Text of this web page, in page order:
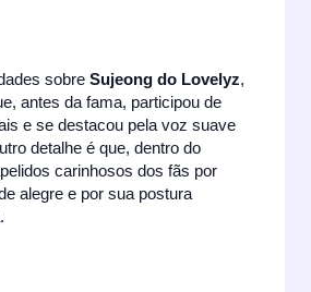
sobreSujeong do Lovelyz,
antes da fama, participou de
e se destacou pela voz suave
detalhe é que, dentro do
carinhosos dos fãs por
alegre e por sua postura